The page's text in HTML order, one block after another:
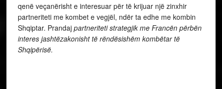
qenë veçanërisht e interesuar për të krijuar një zinxhir
partneriteti me kombet e vegjël, ndër ta edhe me kombin
Shqiptar. Prandaj partneriteti strategjik me Francën përbën
interes jashtëzakonisht të rëndësishëm kombëtar të
Shqipërisë.